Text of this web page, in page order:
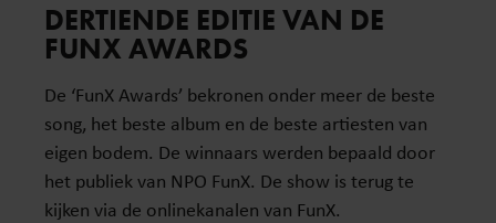
DERTIENDE EDITIE VAN DE
FUNX AWARDS
De ‘FunX Awards’ bekronen onder meer de beste
song, het beste album en de beste artiesten van
eigen bodem. De winnaars werden bepaald door
het publiek van NPO FunX. De show is terug te
kijken via de onlinekanalen van FunX.